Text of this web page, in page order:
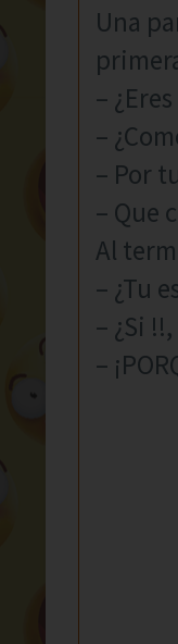
Una
–
–
– Por
– Que
Al
– ¿Tu
– ¿Si
–